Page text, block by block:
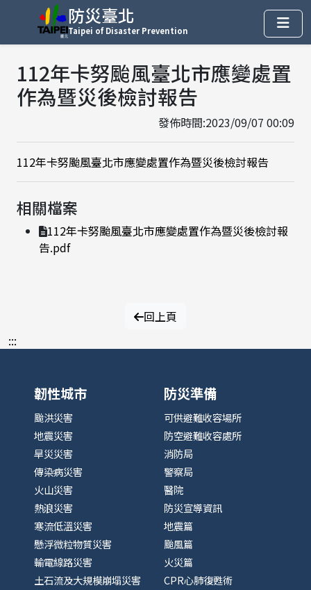
防災臺北
Taipei of Disaster Prevention
112年卡努颱風臺北市應變處置
作為暨災後檢討報告
發佈時間:2023/09/07 00:09
112年卡努颱風臺北市應變處置作為暨災後檢討報告
相關檔案
112年卡努颱風臺北市應變處置作為暨災後檢討報
告.pdf
回上頁
:::
韌性城市
颱洪災害
地震災害
旱災災害
傳染病災害
火山災害
熱浪災害
寒流低溫災害
懸浮微粒物質災害
輸電線路災害
土石流及大規模崩塌災害
防災準備
可供避難收容場所
防空避難收容處所
消防局
警察局
醫院
防災宣導資訊
地震篇
颱風篇
火災篇
CPR心肺復甦術